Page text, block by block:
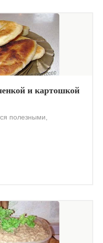
и картошкой
полезными,